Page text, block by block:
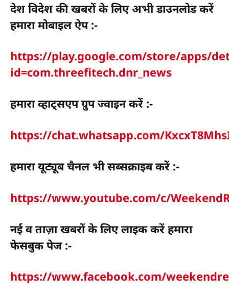
देश विदेश की खबरों के लिए अभी डाउनलोड करें
हमारा मोबाइल ऐप :-
https://play.google.com/store/apps/
id=com.threefitech.dnr_news
हमारा व्हाट्सएप ग्रुप ज्वाइन करें :-
https://chat.whatsapp.com/
हमारा यूट्यूब चैनल भी सब्सक्राइब करें :-
https://www.youtube.com/c/
नई व ताज़ा खबरों के लिए लाइक करें हमारा
फेसबुक पेज :-
https://www.facebook.com/